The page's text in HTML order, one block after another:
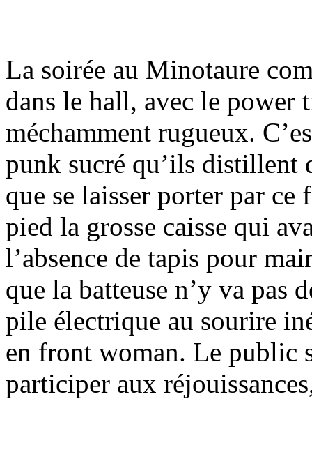
La soirée au Minotaure
dans le hall, avec le power
méchamment rugueux.
punk sucré qu’ils distillent
que se laisser porter par
pied la grosse caisse qui
l’absence de tapis pour
que la batteuse n’y va pas
pile électrique au sourire
en front woman. Le public
participer aux